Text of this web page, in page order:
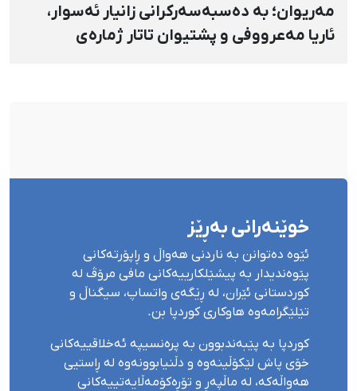
مەریوان؛ بە دەسبەسەرکرانی زانیار ئەسوار،
ئاریا مەعرووفی و پشتیوان تاتار ژمارەی
خوێنەرانی بەڕێز
ئێوە دەتوانن بە ناردنی هەواڵ و ڕاپۆرتەکانی
پێوەندیدار بە پیشێلکارییەکانی مافی مرۆڤ لە
کوردستانی ئێران، لە ڕێگەی واتساپ، سیگناڵ و
تێلێگرامەوە هاوکاری کوردپا بن.
کوردپا بە پێبەندبوون بە پرەنسیپە ئەخلاقییەکانی
خۆی پاش لێکۆڵینەوە و دڵنیابوونەوە لە ڕاستیی
هەواڵەکە، لە ماڵپەڕ و تۆڕەکۆمەڵایەتییەکانی